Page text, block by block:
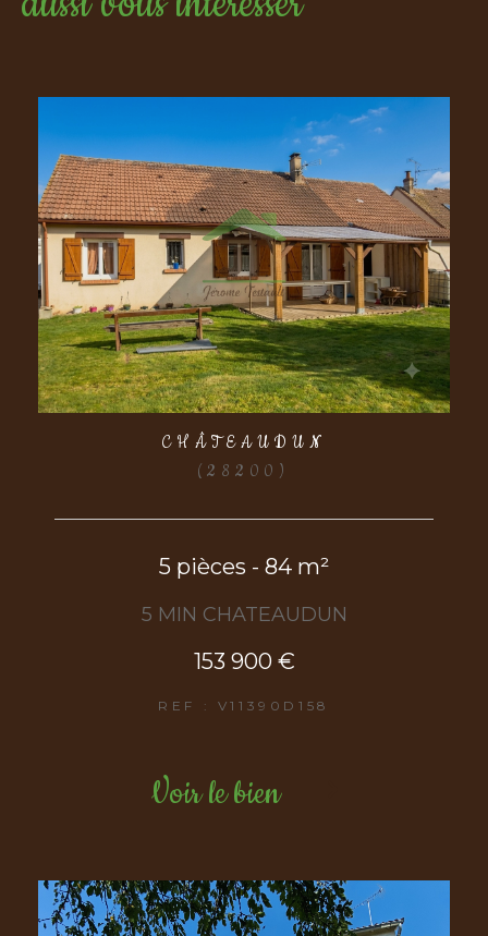
CHÂTEAUDUN
(28200)
5 pièces - 84 m²
5 MIN CHATEAUDUN
153 900 €
REF : V11390D158
Voir le bien